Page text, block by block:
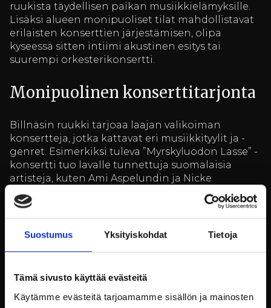
Suostumus Yksityiskohdat Tietoja
Tämä sivusto käyttää evästeitä
Käytämme evästeitä tarjoamamme sisällön ja mainosten
ruukista täydellisen paikan musiikkielämyksille.
Lisäksi alueen monipuoliset tilat mahdollistavat
erilaisten konserttien järjestämisen, olipa
kyseessä sitten intiimi akustinen esitys tai
suurempi orkesterikonsertti.
Monipuolinen konserttitarjonta
Billnäsin ruukki tarjoaa laajan valikoiman
konsertteja, jotka kattavat eri musiikkityylit ja -
genret. Esimerkiksi tuleva ”Myrskyluodon Lasse” -
konsertti tuo lavalle tunnettuja suomalaisia
artisteja, kuten Ami Aspelundin ja Nicke
Lignellin. Tämä konsertti kunnioittaa Lasse
Mårtensonin musiikkia ja tarjoaa kuulijoille
unohtumattoman elämyksen.
Toinen esimerkki on Scarlett O’Karisin ja The
Siewert Öholm Experiencen esiintyminen, joka
tapahtumat tuovat yhteen musiikin ystävät ja
tarjoavat mahdollisuuden nauttia elävästä